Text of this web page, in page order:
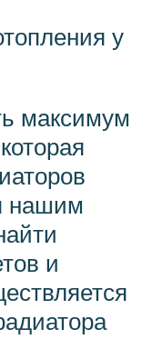
у
максимум
нашим
и